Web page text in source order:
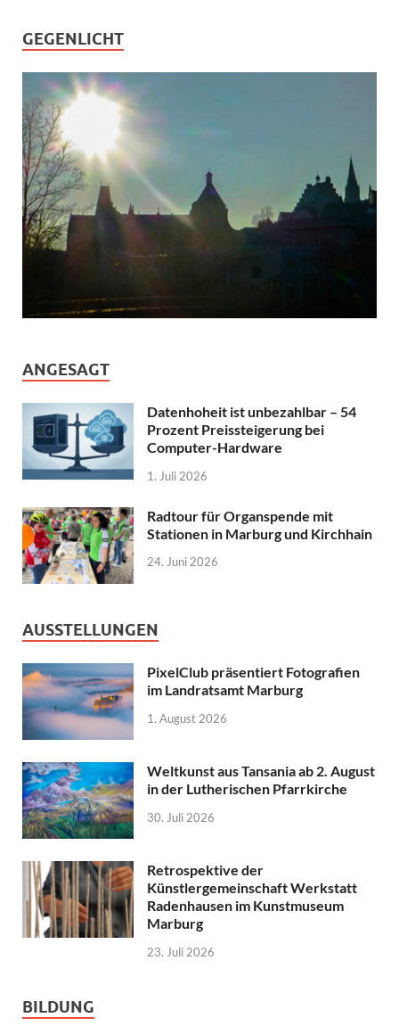
GEGENLICHT
ANGESAGT
Datenhoheit ist unbezahlbar – 54
Prozent Preissteigerung bei
Computer-Hardware
1. Juli 2026
Radtour für Organspende mit
Stationen in Marburg und Kirchhain
24. Juni 2026
AUSSTELLUNGEN
PixelClub präsentiert Fotografien
im Landratsamt Marburg
1. August 2026
Weltkunst aus Tansania ab 2. August
in der Lutherischen Pfarrkirche
30. Juli 2026
Retrospektive der
Künstlergemeinschaft Werkstatt
Radenhausen im Kunstmuseum
Marburg
23. Juli 2026
BILDUNG